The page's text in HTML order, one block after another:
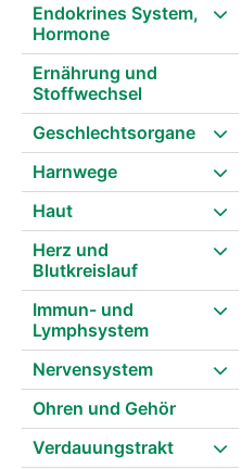
Endokrines System,
Hormone
Ernährung und
Stoffwechsel
Geschlechtsorgane
Harnwege
Haut
Herz und
Blutkreislauf
Immun- und
Lymphsystem
Nervensystem
Ohren und Gehör
Verdauungstrakt